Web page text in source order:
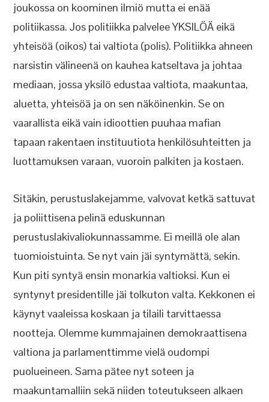
joukossa on koominen ilmiö mutta ei enää
politiikassa. Jos politiikka palvelee YKSILÖÄ eikä
yhteisöä (oikos) tai valtiota (polis). Politiikka ahneen
narsistin välineenä on kauhea katseltava ja johtaa
mediaan, jossa yksilö edustaa valtiota, maakuntaa,
aluetta, yhteisöä ja on sen näköinenkin. Se on
vaarallista eikä vain idioottien puuhaa mafian
tapaan rakentaen instituutiota henkilösuhteitten ja
luottamuksen varaan, vuoroin palkiten ja kostaen.
Sitäkin, perustuslakejamme, valvovat ketkä sattuvat
ja poliittisena pelinä eduskunnan
perustuslakivaliokunnassamme. Ei meillä ole alan
tuomioistuinta. Se nyt vain jäi syntymättä, sekin.
Kun piti syntyä ensin monarkia valtioksi. Kun ei
syntynyt presidentille jäi tolkuton valta. Kekkonen ei
käynyt vaaleissa koskaan ja tilaili tarvittaessa
nootteja. Olemme kummajainen demokraattisena
valtiona ja parlamenttimme vielä oudompi
puolueineen. Sama pätee nyt soteen ja
maakuntamalliin sekä niiden toteutukseen alkaen